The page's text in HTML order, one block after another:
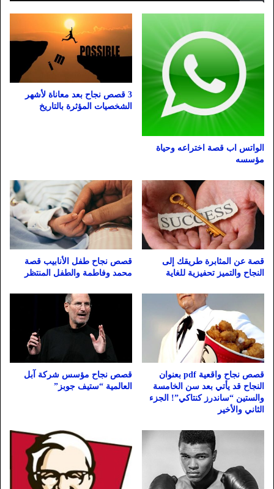
الواتس اب قصة اختراعه وحياة
مؤسسه
3 قصص نجاح بعد معاناة لأشهر
الشخصيات المؤثرة بالتاريخ
قصة عن المثابرة طريقك إلى
النجاح والتميز تحفيزية للغاية
قصص نجاح طفل الأنابيب قصة
محمد وفاطمة والطفل المنتظر
قصص نجاح واقعية pdf بعنوان
النجاح قد يأتي بعد سن الخامسة
والستين “ساندرز كنتاكي”! الجزء
الثاني والأخير
قصص نجاح مؤسس شركة آبل
العالمية “ستيف جوبز”